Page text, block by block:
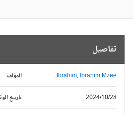
تفاصيل
المؤلف Ibrahim, Ibrahim Mzee;
تاريخ الوثيقة 2024/10/28